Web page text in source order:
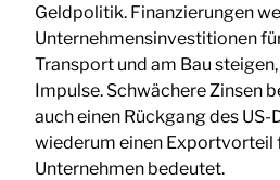
Geldpolitik. Finanzierungen
Unternehmensinvestitionen
Transport und am Bau
Impulse. Schwächere Zinsen
auch einen Rückgang des
wiederum einen Exportvorteil
Unternehmen bedeutet.